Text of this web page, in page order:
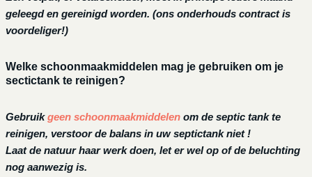
geleegd en gereinigd worden. (ons onderhouds contract is
voordeliger!)
Welke schoonmaakmiddelen mag je gebruiken om je
sectictank te reinigen?
Gebruikgeen schoonmaakmiddelen om de septic tank te
reinigen, verstoor de balans in uw septictank niet !
Laat de natuur haar werk doen, let er wel op of de beluchting
nog aanwezig is.